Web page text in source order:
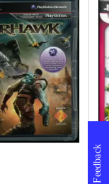
Feedback